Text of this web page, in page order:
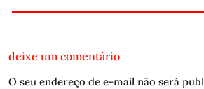
deixe um comentário
O seu endereço de e-mail não será